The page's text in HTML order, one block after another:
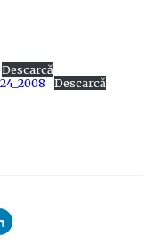
Descarcă
Descarcă